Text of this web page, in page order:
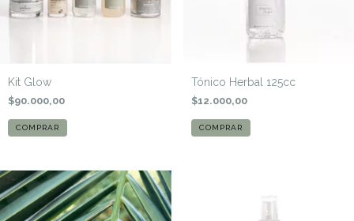
Kit Glow
$90.000,00
Tónico Herbal 125cc
$12.000,00